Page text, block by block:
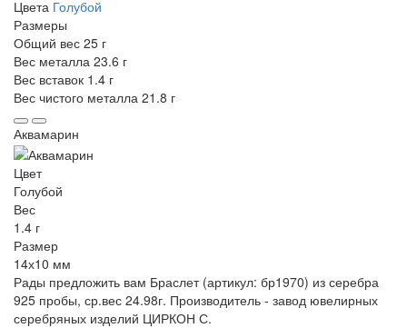
Цвета Голубой
Размеры
Общий вес 25 г
Вес металла 23.6 г
Вес вставок 1.4 г
Вес чистого металла 21.8 г
Аквамарин
Цвет
Голубой
Вес
1.4 г
Размер
14х10 мм
Рады предложить вам Браслет (артикул: бр1970) из серебра
925 пробы, ср.вес 24.98г. Производитель - завод ювелирных
серебряных изделий ЦИРКОН С.